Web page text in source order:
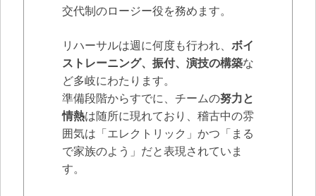
交代制のロージー役を務めます。
リハーサルは週に何度も行われ、 ボイ
ストレーニング、振付、演技の構築な
ど多岐にわたります。
準備段階からすでに、チームの努力と
情熱は随所に現れており、稽古中の雰
囲気は「エレクトリック」かつ「まる
で家族のよう」だと表現されていま
す。